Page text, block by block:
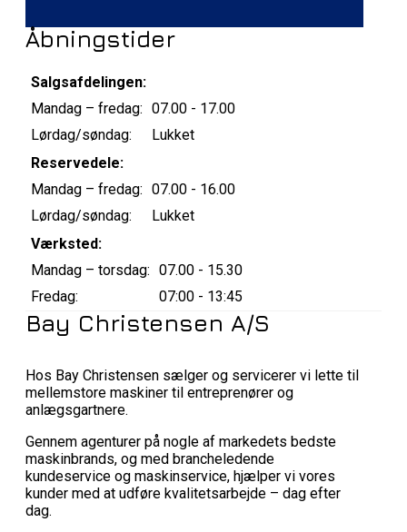
Åbningstider
Salgsafdelingen:
Mandag – fredag: 07.00 - 17.00
Lørdag/søndag:
Lukket
Reservedele:
Mandag – fredag: 07.00 - 16.00
Lørdag/søndag:
Lukket
Værksted:
Mandag – torsdag: 07.00 - 15.30
Fredag:
07:00 - 13:45
Bay Christensen A/S
Hos Bay Christensen sælger og servicerer vi lette til
mellemstore maskiner til entreprenører og
anlægsgartnere.
Gennem agenturer på nogle af markedets bedste
maskinbrands, og med brancheledende
kundeservice og maskinservice, hjælper vi vores
kunder med at udføre kvalitetsarbejde – dag efter
dag.